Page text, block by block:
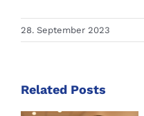
28. September 2023
Related PostsFrischer